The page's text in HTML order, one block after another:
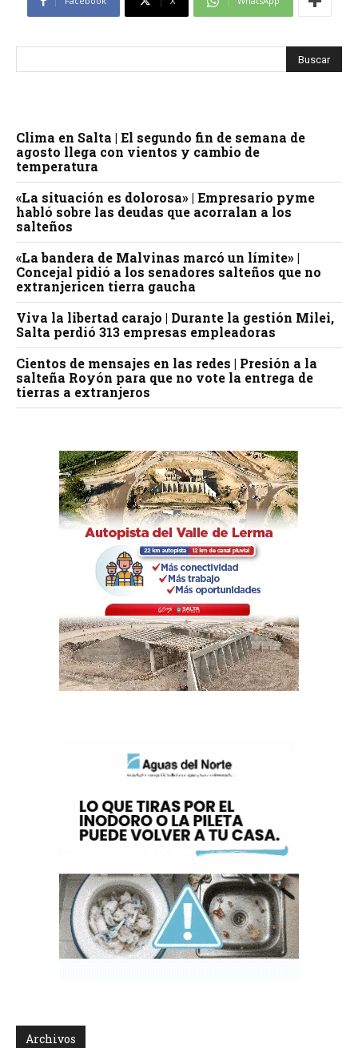
Clima en Salta | El segundo fin de semana de
agosto llega con vientos y cambio de
temperatura
«La situación es dolorosa» | Empresario pyme
habló sobre las deudas que acorralan a los
salteños
«La bandera de Malvinas marcó un límite» |
Concejal pidió a los senadores salteños que no
extranjericen tierra gaucha
Viva la libertad carajo | Durante la gestión Milei,
Salta perdió 313 empresas empleadoras
Cientos de mensajes en las redes | Presión a la
salteña Royón para que no vote la entrega de
tierras a extranjeros
Archivos